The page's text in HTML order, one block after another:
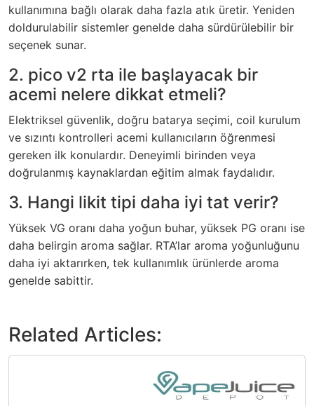
kullanımına bağlı olarak daha fazla atık üretir. Yeniden
doldurulabilir sistemler genelde daha sürdürülebilir bir
seçenek sunar.
2. pico v2 rta ile başlayacak bir
acemi nelere dikkat etmeli?
Elektriksel güvenlik, doğru batarya seçimi, coil kurulum
ve sızıntı kontrolleri acemi kullanıcıların öğrenmesi
gereken ilk konulardır. Deneyimli birinden veya
doğrulanmış kaynaklardan eğitim almak faydalıdır.
3. Hangi likit tipi daha iyi tat verir?
Yüksek VG oranı daha yoğun buhar, yüksek PG oranı ise
daha belirgin aroma sağlar. RTA’lar aroma yoğunluğunu
daha iyi aktarırken, tek kullanımlık ürünlerde aroma
genelde sabittir.
Related Articles: